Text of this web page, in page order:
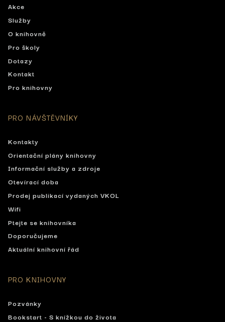
Akce
Služby
O knihovně
Pro školy
Dotazy
Kontakt
Pro knihovny
PRO NÁVŠTĚVNÍKY
Kontakty
Orientační plány knihovny
Informační služby a zdroje
Otevírací doba
Prodej publikací vydaných VKOL
Wifi
Ptejte se knihovníka
Doporučujeme
Aktuální knihovní řád
PRO KNIHOVNY
Pozvánky
Bookstart - S knížkou do života